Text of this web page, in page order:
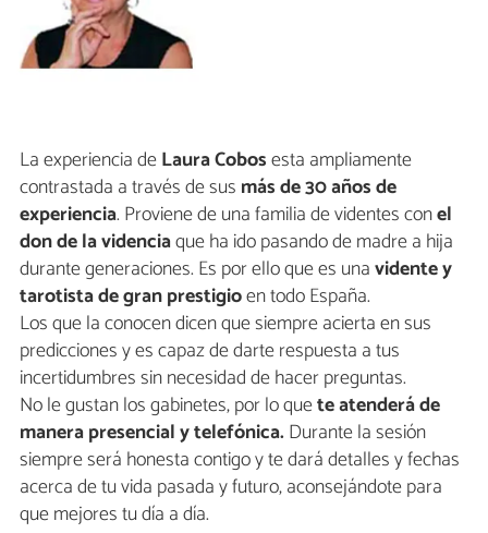
La experiencia deLaura Cobosesta ampliamente
contrastada a través de sus más de 30 años de
experiencia. Proviene de una familia de videntes conel
don de la videnciaque ha ido pasando de madre a hija
durante generaciones. Es por ello que es unavidente y
tarotista de gran prestigioen todo España.
Los que la conocen dicen que siempre acierta en sus
predicciones y es capaz de darte respuesta a tus
incertidumbres sin necesidad de hacer preguntas.
No le gustan los gabinetes, por lo quete atenderá de
manera presencial y telefónica.Durante la sesión
siempre será honesta contigo y te dará detalles y fechas
acerca de tu vida pasada y futuro, aconsejándote para
que mejores tu día a día.